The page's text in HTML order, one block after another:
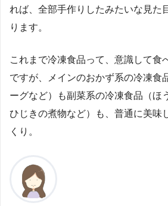
れば、全部手作りしたみたいな見た
ります。
これまで冷凍食品って、意識して食
ですが、メインのおかず系の冷凍食
ーグなど）も副菜系の冷凍食品（ほ
ひじきの煮物など）も、普通に美味
くり。